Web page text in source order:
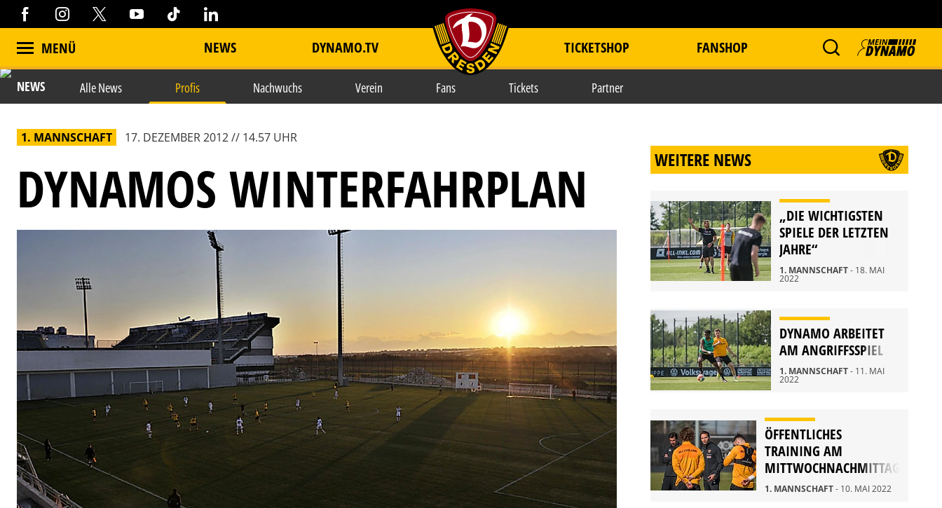
MENÜ NEWS DYNAMO.TV item.title TICKETSHOP FANSHOP
NEWS Alle News Profis Nachwuchs Verein Fans Tickets Partner
1. MANNSCHAFT 17. DEZEMBER 2012 // 14.57 UHR
DYNAMOS WINTERFAHRPLAN WEITERE NEWS
„DIE WICHTIGSTEN
SPIELE DER LETZTEN
JAHRE“
1. MANNSCHAFT- 18. MAI
2022
DYNAMO ARBEITET
AM ANGRIFFSSPIEL
1. MANNSCHAFT- 11. MAI
2022
ÖFFENTLICHES
TRAINING AM
MITTWOCHNACHMITTAG
1. MANNSCHAFT- 10. MAI 2022